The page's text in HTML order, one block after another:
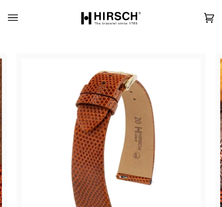
content
カ(0)